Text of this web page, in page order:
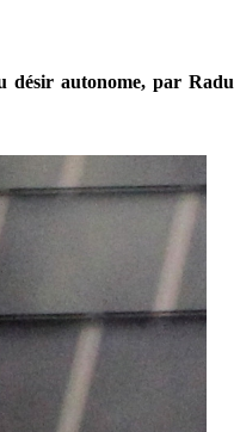
désir autonome, par Radu